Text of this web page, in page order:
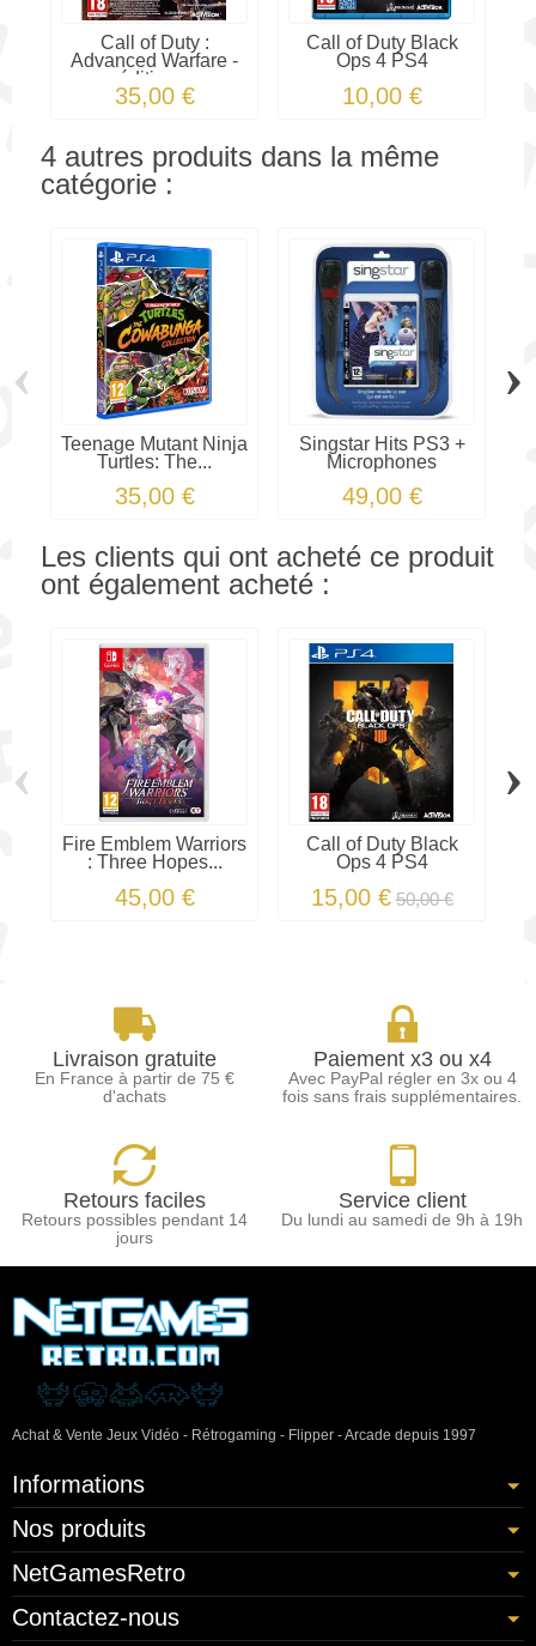
Call of Duty :
Advanced Warfare -
édition...
35,00 €
Call of Duty Black
Ops 4 PS4
10,00 €
4 autres produits dans la même
catégorie :
Teenage Mutant Ninja
Turtles: The...
35,00 €
Singstar Hits PS3 +
Microphones
49,00 €
‹ ›
Les clients qui ont acheté ce produit
ont également acheté :
Fire Emblem Warriors
: Three Hopes...
45,00 €
Call of Duty Black
Ops 4 PS4
15,00 € 50,00 €
‹ ›
Livraison gratuite
En France à partir de 75 €
d'achats
Paiement x3 ou x4
Avec PayPal régler en 3x ou 4
fois sans frais supplémentaires.
Retours faciles
Retours possibles pendant 14
jours
Service client
Du lundi au samedi de 9h à 19h
Achat & Vente Jeux Vidéo - Rétrogaming - Flipper - Arcade depuis 1997
Informations
Nos produits
NetGamesRetro
Contactez-nous